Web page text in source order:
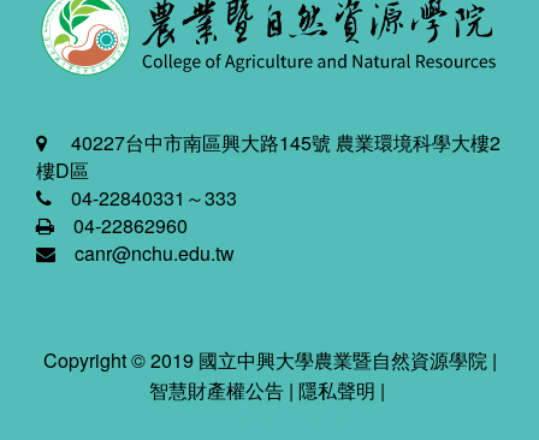
40227台中市南區興大路145號 農業環境科學大樓2
樓D區
04-22840331～333
04-22862960
canr@nchu.edu.tw
Copyright © 2019 國立中興大學農業暨自然資源學院 |
智慧財產權公告 | 隱私聲明 |